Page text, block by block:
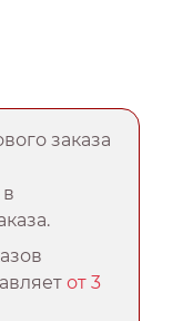
заказа
от 3